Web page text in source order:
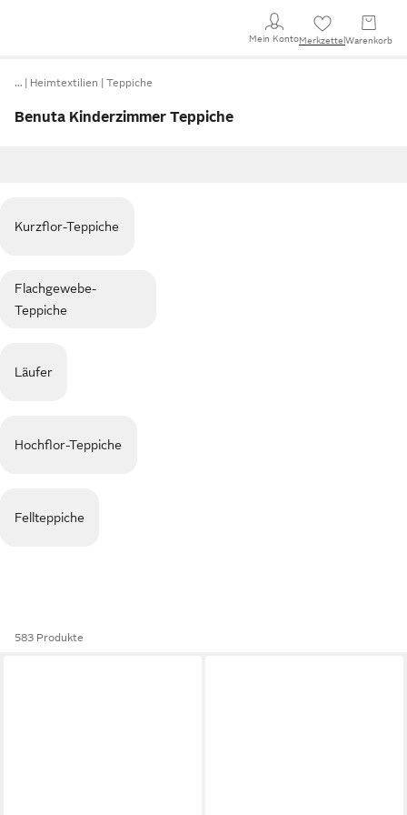
Mein KontoMerkzettel Warenkorb
… Heimtextilien Teppiche
Benuta Kinderzimmer Teppiche
Kurzflor-Teppiche
Flachgewebe-
Teppiche
Läufer
Hochflor-Teppiche
Fellteppiche
583 Produkte